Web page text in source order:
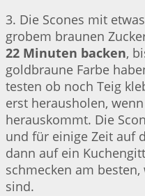
3. Die Scones mit
grobem braunen
22 Minuten backen,
goldbraune Farbe
testen ob noch Teig
erst herausholen,
herauskommt. Die
und für einige Zeit auf
dann auf ein
schmecken am
sind.